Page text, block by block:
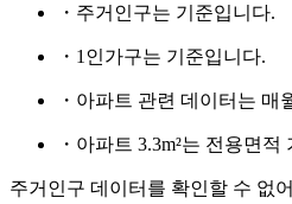
・주거인구는 기준입니다.
・1인가구는 기준입니다.
・아파트 관련 데이터는 매
・아파트 3.3m²는 전용면적
주거인구 데이터를 확인할 수 없